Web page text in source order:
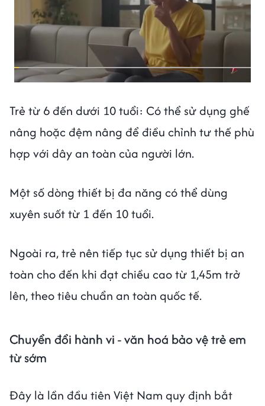
Trẻ từ 6 đến dưới 10 tuổi: Có thể sử dụng ghế
nâng hoặc đệm nâng để điều chỉnh tư thế phù
hợp với dây an toàn của người lớn.
Một số dòng thiết bị đa năng có thể dùng
xuyên suốt từ 1 đến 10 tuổi.
Ngoài ra, trẻ nên tiếp tục sử dụng thiết bị an
toàn cho đến khi đạt chiều cao từ 1,45m trở
lên, theo tiêu chuẩn an toàn quốc tế.
Chuyển đổi hành vi - văn hoá bảo vệ trẻ em
từ sớm
Đây là lần đầu tiên Việt Nam quy định bắt